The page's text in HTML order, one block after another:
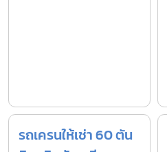
รถเครนให้เช่า 60 ตัน